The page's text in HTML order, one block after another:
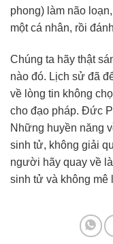
phong) làm não
một cá nhân, rồi
Chúng ta hãy thật
nào đó. Lịch sử đã
về lòng tin không
cho đạo pháp. Đức
Những huyền năng
sinh tử, không giải
người hãy quay về
sinh tử và không mê